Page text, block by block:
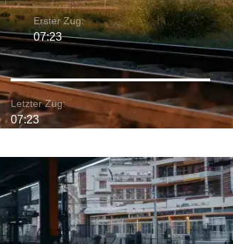
Erster Zug:
07:23
Letzter Zug:
07:23